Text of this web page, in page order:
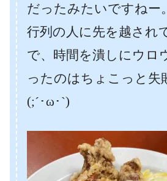
だったみたいですねー。
行列の人に先を越され
で、時間を潰しにウロ
ったのはちょこっと失
(;´･ω･`)